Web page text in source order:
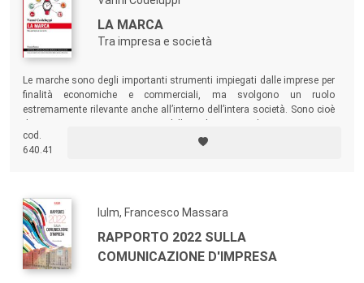
LA MARCA
Tra impresa e società
Le marche sono degli importanti strumenti impiegati dalle imprese per
finalità economiche e commerciali, ma svolgono un ruolo
estremamente rilevante anche all’interno dell’intera società. Sono cioè
analizza le marche soprattutto per quanto riguarda il ruolo sociale che
esse rivestono.
cod.
640.41
Iulm, Francesco Massara
RAPPORTO 2022 SULLA
COMUNICAZIONE D'IMPRESA